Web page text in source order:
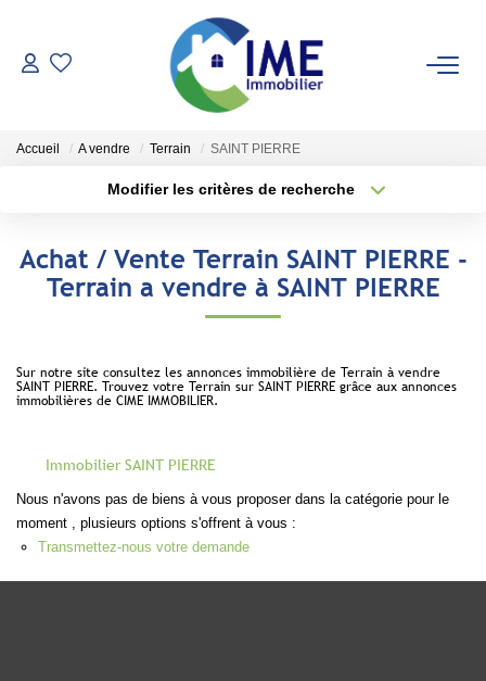
ACHETER
Faire Gérer
Espace Client
Notre Équipe
Parrainage
Accueil A vendre Terrain SAINT PIERRE
Modifier les critères de recherche
Sélectionnez...
Type de bien
Surface min
Créer une alerte
Achat / Vente Terrain SAINT PIERRE -
Terrain a vendre à SAINT PIERRE
Sur notre site consultez les annonces immobilière de Terrain à vendre
SAINT PIERRE. Trouvez votre Terrain sur SAINT PIERRE grâce aux annonces
immobilières de CIME IMMOBILIER.
Immobilier SAINT PIERRE
Nous n'avons pas de biens à vous proposer dans la catégorie pour le
moment , plusieurs options s'offrent à vous :
Transmettez-nous votre demande